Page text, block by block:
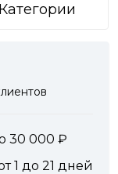
Категории
30 000
1 до 21 дней